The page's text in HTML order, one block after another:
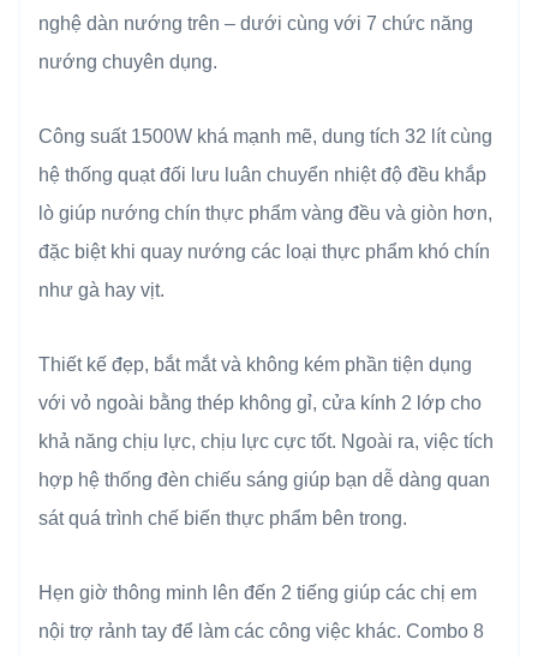
nghệ dàn nướng trên – dưới cùng với 7 chức năng
nướng chuyên dụng.
Công suất 1500W khá mạnh mẽ, dung tích 32 lít cùng
hệ thống quạt đối lưu luân chuyển nhiệt độ đều khắp
lò giúp nướng chín thực phẩm vàng đều và giòn hơn,
đặc biệt khi quay nướng các loại thực phẩm khó chín
như gà hay vịt.
Thiết kế đẹp, bắt mắt và không kém phần tiện dụng
với vỏ ngoài bằng thép không gỉ, cửa kính 2 lớp cho
khả năng chịu lực, chịu lực cực tốt. Ngoài ra, việc tích
hợp hệ thống đèn chiếu sáng giúp bạn dễ dàng quan
sát quá trình chế biến thực phẩm bên trong.
Hẹn giờ thông minh lên đến 2 tiếng giúp các chị em
nội trợ rảnh tay để làm các công việc khác. Combo 8